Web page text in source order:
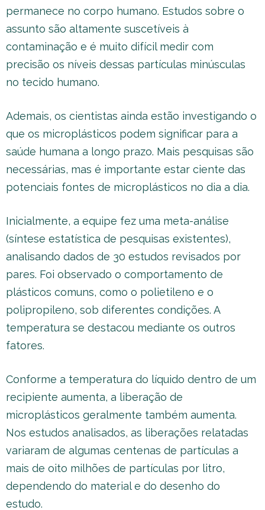
permanece no corpo humano. Estudos sobre o
assunto são altamente suscetíveis à
contaminação e é muito difícil medir com
precisão os níveis dessas partículas minúsculas
no tecido humano.
Ademais, os cientistas ainda estão investigando o
que os microplásticos podem significar para a
saúde humana a longo prazo. Mais pesquisas são
necessárias, mas é importante estar ciente das
potenciais fontes de microplásticos no dia a dia.
Inicialmente, a equipe fez uma meta-análise
(síntese estatística de pesquisas existentes),
analisando dados de 30 estudos revisados por
pares. Foi observado o comportamento de
plásticos comuns, como o polietileno e o
polipropileno, sob diferentes condições. A
temperatura se destacou mediante os outros
fatores.
Conforme a temperatura do líquido dentro de um
recipiente aumenta, a liberação de
microplásticos geralmente também aumenta.
Nos estudos analisados, as liberações relatadas
variaram de algumas centenas de partículas a
mais de oito milhões de partículas por litro,
dependendo do material e do desenho do
estudo.